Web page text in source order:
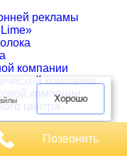
рекламы
компании
компании
компании
центра
Хорошо
Позвонить